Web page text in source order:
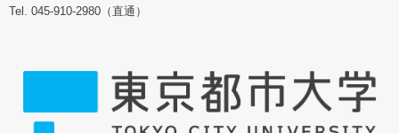
Tel. 045-910-2980（直通）